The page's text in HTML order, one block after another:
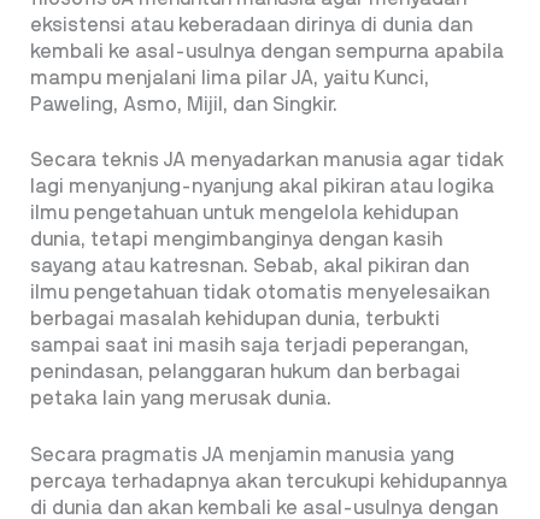
eksistensi atau keberadaan dirinya di dunia dan
kembali ke asal-usulnya dengan sempurna apabila
mampu menjalani lima pilar JA, yaitu Kunci,
Paweling, Asmo, Mijil, dan Singkir.
Secara teknis JA menyadarkan manusia agar tidak
lagi menyanjung-nyanjung akal pikiran atau logika
ilmu pengetahuan untuk mengelola kehidupan
dunia, tetapi mengimbanginya dengan kasih
sayang atau katresnan. Sebab, akal pikiran dan
ilmu pengetahuan tidak otomatis menyelesaikan
berbagai masalah kehidupan dunia, terbukti
sampai saat ini masih saja terjadi peperangan,
penindasan, pelanggaran hukum dan berbagai
petaka lain yang merusak dunia.
Secara pragmatis JA menjamin manusia yang
percaya terhadapnya akan tercukupi kehidupannya
di dunia dan akan kembali ke asal-usulnya dengan